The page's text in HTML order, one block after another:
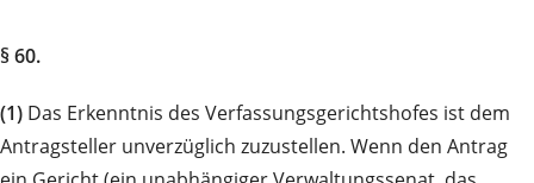
§ 60.
(1) Das Erkenntnis des Verfassungsgerichtshofes ist dem
Antragsteller unverzüglich zuzustellen. Wenn den Antrag